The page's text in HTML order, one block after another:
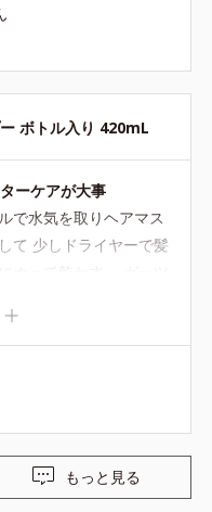
ンプーも薄めた方がい
ボトル入り 420mL
ーケアが大事
で水気を取りヘアマス
て 少しドライヤーで髪
オイルでフタをするけ
もっと見る